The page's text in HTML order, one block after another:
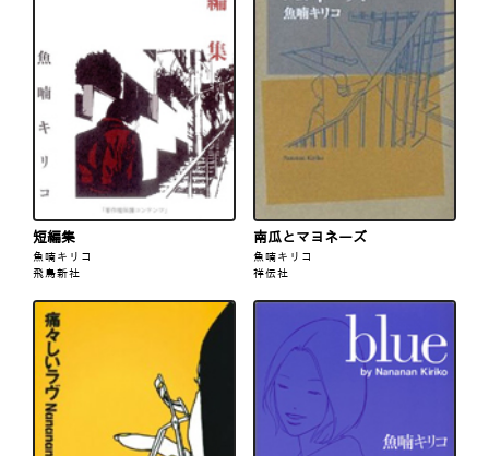
短編集
魚喃キリコ
飛鳥新社
南瓜とマヨネーズ
魚喃キリコ
祥伝社